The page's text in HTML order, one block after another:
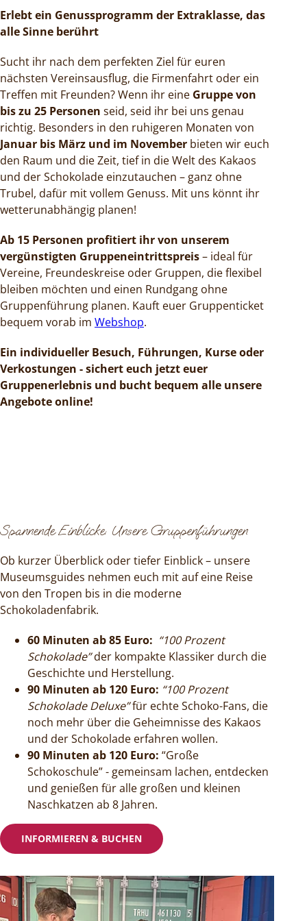
Erlebt ein Genussprogramm der Extraklasse, das
alle Sinne berührt
Sucht ihr nach dem perfekten Ziel für euren
nächsten Vereinsausflug, die Firmenfahrt oder ein
Treffen mit Freunden? Wenn ihr eine Gruppe von
bis zu 25 Personen seid, seid ihr bei uns genau
richtig. Besonders in den ruhigeren Monaten von
Januar bis März und im November bieten wir euch
den Raum und die Zeit, tief in die Welt des Kakaos
und der Schokolade einzutauchen – ganz ohne
Trubel, dafür mit vollem Genuss. Mit uns könnt ihr
wetterunabhängig planen!
Ab 15 Personen profitiert ihr von unserem
vergünstigten Gruppeneintrittspreis– ideal für
Vereine, Freundeskreise oder Gruppen, die flexibel
bleiben möchten und einen Rundgang ohne
Gruppenführung planen. Kauft euer Gruppenticket
bequem vorab im Webshop.
Ein individueller Besuch, Führungen, Kurse oder
Verkostungen - sichert euch jetzt euer
Gruppenerlebnis und bucht bequem alle unsere
Angebote online!
Spannende Einblicke: Unsere Gruppenführungen
Ob kurzer Überblick oder tiefer Einblick – unsere
Museumsguides nehmen euch mit auf eine Reise
von den Tropen bis in die moderne
Schokoladenfabrik.
60 Minuten ab 85 Euro: “100 Prozent
Schokolade”der kompakte Klassiker durch die
Geschichte und Herstellung.
90 Minuten ab 120 Euro: “100 Prozent
Schokolade Deluxe”für echte Schoko-Fans, die
noch mehr über die Geheimnisse des Kakaos
und der Schokolade erfahren wollen.
90 Minuten ab 120 Euro: “Große
Schokoschule” - gemeinsam lachen, entdecken
und genießen für alle großen und kleinen
Naschkatzen ab 8 Jahren.
INFORMIEREN & BUCHEN